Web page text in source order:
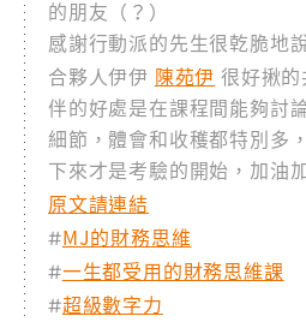
的朋友（？）
感謝行動派的先生很乾脆地
合夥人伊伊 陳苑伊 很好揪
伴的好處是在課程間能夠討
細節，體會和收穫都特別多
下來才是考驗的開始，加油
原文請連結
#MJ的財務思維
#一生都受用的財務思維課
#超級數字力